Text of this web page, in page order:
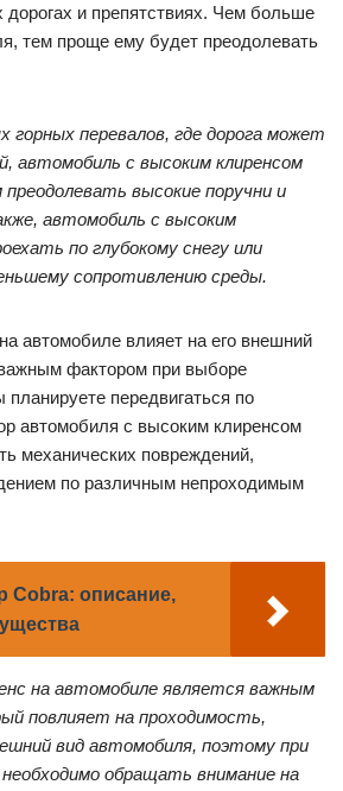
дорогах и препятствиях. Чем больше
тем проще ему будет преодолевать
горных перевалов, где дорога может
автомобиль с высоким клиренсом
высокие поручни и
автомобиль с высоким
по глубокому снегу или
сопротивлению среды.
автомобиле влияет на его внешний
фактором при выборе
передвигаться по
автомобиля с высоким клиренсом
механических повреждений,
по различным непроходимым
Cobra: описание,
на автомобиле является важным
повлияет на проходимость,
вид автомобиля, поэтому при
обращать внимание на